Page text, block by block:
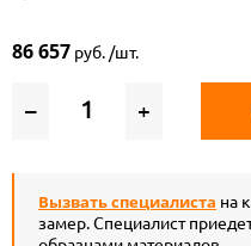
86 657 руб. /шт.
– +
Вызвать специалиста на
замер. Специалист